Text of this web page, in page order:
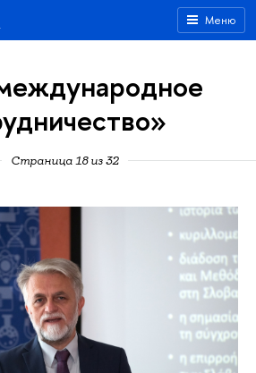
Меню
Страница 18 из 32